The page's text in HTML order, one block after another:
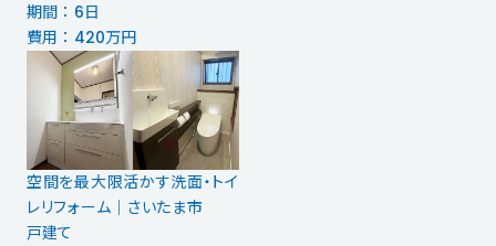
期間 ： 6日
費用 ： 420万円
空間を最大限活かす洗面・トイ
レリフォーム｜さいたま市
戸建て